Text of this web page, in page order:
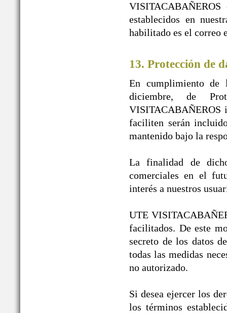
establecidos en
habilitado es el correo
13. Protección de
En cumplimiento de
diciembre, de
VISITACABAÑEROS
faciliten serán
mantenido bajo la
La finalidad de
comerciales en el
interés a nuestros
UTE
facilitados. De este
secreto de los datos
todas las medidas
no autorizado.
Si desea ejercer los
los términos